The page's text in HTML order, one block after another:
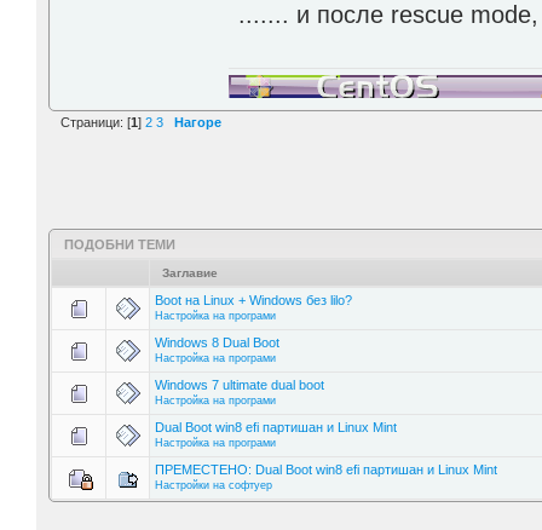
....... и после rescue
Страници: [1] 2 3 Нагоре
ПОДОБНИ ТЕМИ
Заглавие
Boot на Linux + Windows без lilo?
Настройка на програми
Windows 8 Dual Boot
Настройка на програми
Windows 7 ultimate dual boot
Настройка на програми
Dual Boot win8 efi партишан и Linux Mint
Настройка на програми
ПРЕМЕСТЕНО: Dual Boot win8 efi партишан и Linux Mint
Настройки на софтуер